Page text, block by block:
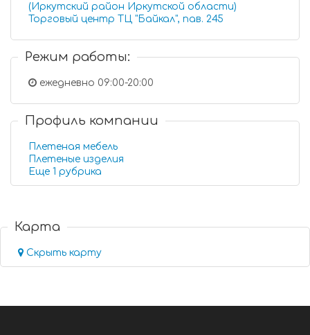
(Иркутский район Иркутской области)
Торговый центр ТЦ "Байкал", пав. 245
Режим работы:
ежедневно 09:00-20:00
Профиль компании
Плетеная мебель
Плетеные изделия
Еще 1 рубрика
Карта
Скрыть карту